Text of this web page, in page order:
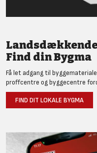
Find din Bygma
Få let adgang til
proffcentre og byggecentre
FIND DIT LOKALE BYGMA